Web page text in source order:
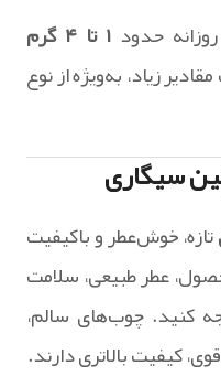
حدود
۱ تا ۴ گرم
زیاد، به‌ویژه از نوع
سیگاری
تازه، خوش‌عطر و باکیفیت
عطر طبیعی، سلامت
کنید. چوب‌های سالم،
کیفیت بالاتری دارند.